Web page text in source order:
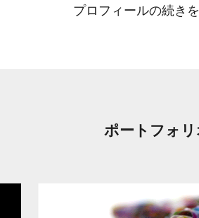
う。中高で勉強した絵画やデザ
プロフィールの続き
ポートフォリ